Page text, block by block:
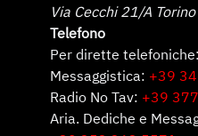
Via Cecchi 21/A Torino
Telefono
Per dirette telefoniche:
Messaggistica: +39
Radio No Tav: +39
Aria. Dediche e